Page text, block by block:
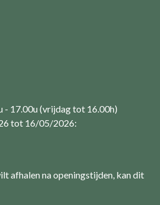
- 17.00u (vrijdag tot 16.00h)
tot 16/05/2026:
afhalen na openingstijden, kan dit